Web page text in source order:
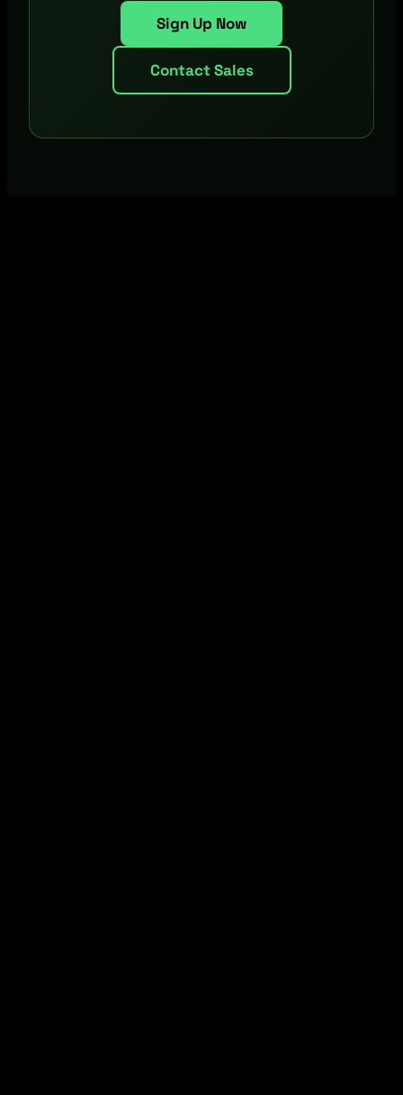
Sign Up Now
Contact Sales